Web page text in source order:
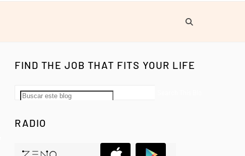
FIND THE JOB THAT FITS YOUR LIFE
RADIO